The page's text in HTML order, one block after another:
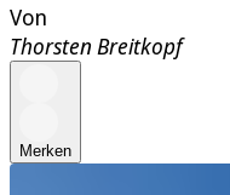
Von
Thorsten Breitkopf
Merken